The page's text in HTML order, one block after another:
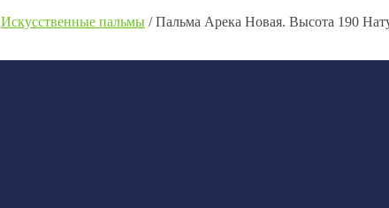
Искусственные пальмы /Пальма Арека Новая. Высота 190